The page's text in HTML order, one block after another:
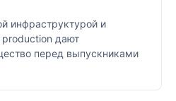
инфраструктурой и
дают
перед выпускниками